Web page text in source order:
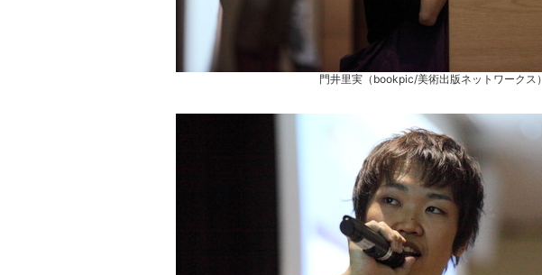
門井里実（bookpic/美術出版ネットワークス）